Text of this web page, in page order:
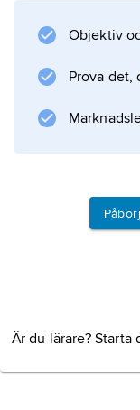
Akademien,
Objektiv
Prova det,
Är du lärare?